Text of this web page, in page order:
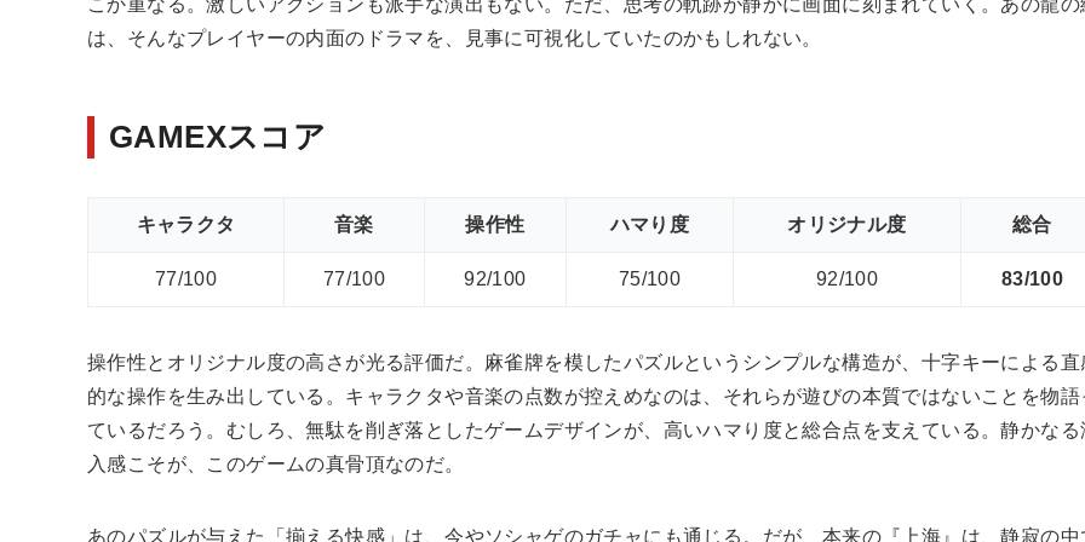
こか重なる。激しいアクションも派手な演出もない。ただ、思考の軌跡が静かに画面に刻まれていく。あの龍の
は、そんなプレイヤーの内面のドラマを、見事に可視化していたのかもしれない。
GAMEXスコア
キャラクタ 音楽 操作性 ハマり度 オリジナル度 総合
77/100 77/100 92/100 75/100 92/100 83/100
操作性とオリジナル度の高さが光る評価だ。麻雀牌を模したパズルというシンプルな構造が、十字キーによる直
的な操作を生み出している。キャラクタや音楽の点数が控えめなのは、それらが遊びの本質ではないことを物語
ているだろう。むしろ、無駄を削ぎ落としたゲームデザインが、高いハマり度と総合点を支えている。静かなる
入感こそが、このゲームの真骨頂なのだ。
あのパズルが与えた「揃える快感」は、今やソシャゲのガチャにも通じる。だが、本来の『上海』は、静寂の中